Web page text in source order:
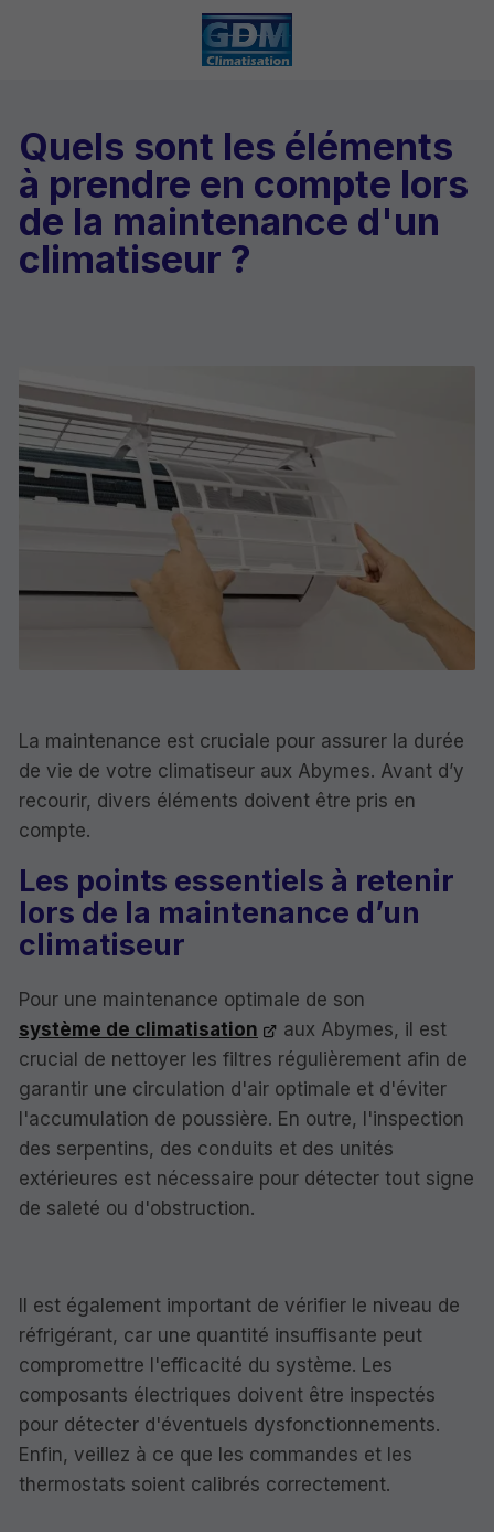
Quels sont les éléments
à prendre en compte lors
de la maintenance d'un
climatiseur ?
La maintenance est cruciale pour assurer la durée
de vie de votre climatiseur aux Abymes. Avant d’y
recourir, divers éléments doivent être pris en
compte.
Les points essentiels à retenir
lors de la maintenance d’un
climatiseur
Pour une maintenance optimale de son
système de climatisation
aux Abymes, il est
crucial de nettoyer les filtres régulièrement afin de
garantir une circulation d'air optimale et d'éviter
l'accumulation de poussière. En outre, l'inspection
des serpentins, des conduits et des unités
extérieures est nécessaire pour détecter tout signe
de saleté ou d'obstruction.
Il est également important de vérifier le niveau de
réfrigérant, car une quantité insuffisante peut
compromettre l'efficacité du système. Les
composants électriques doivent être inspectés
pour détecter d'éventuels dysfonctionnements.
Enfin, veillez à ce que les commandes et les
thermostats soient calibrés correctement.